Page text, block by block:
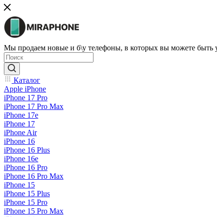
Мы продаем новые и б\у телефоны, в которых вы можете быть
Каталог
Apple iPhone
iPhone 17 Pro
iPhone 17 Pro Max
iPhone 17e
iPhone 17
iPhone Air
iPhone 16
iPhone 16 Plus
iPhone 16e
iPhone 16 Pro
iPhone 16 Pro Max
iPhone 15
iPhone 15 Plus
iPhone 15 Pro
iPhone 15 Pro Max